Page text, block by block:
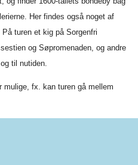
Her findes også noget af
turen et kig på Sorgenfri
og Søpromenaden, og andre
til nutiden.
mulige, fx. kan turen gå mellem